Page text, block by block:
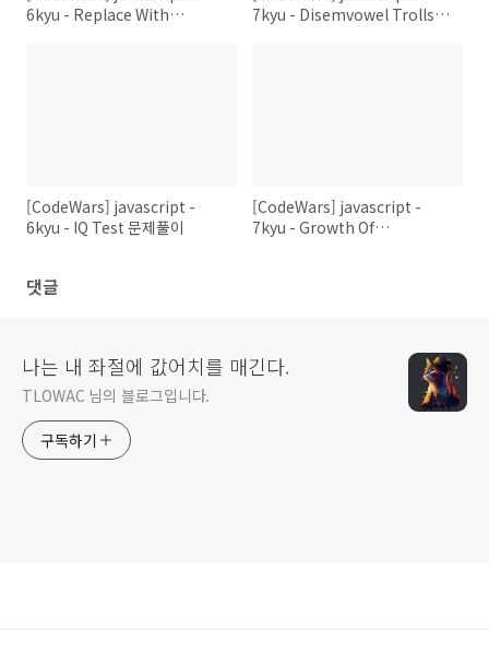
6kyu - Replace With
7kyu - Disemvowel Trolls 문
[CodeWars] javascript -
6kyu - IQ Test 문제풀이
[CodeWars] javascript -
7kyu - Growth Of
댓글
나는 내 좌절에 값어치를 매긴다.
TLOWAC 님의 블로그입니다.
구독하기